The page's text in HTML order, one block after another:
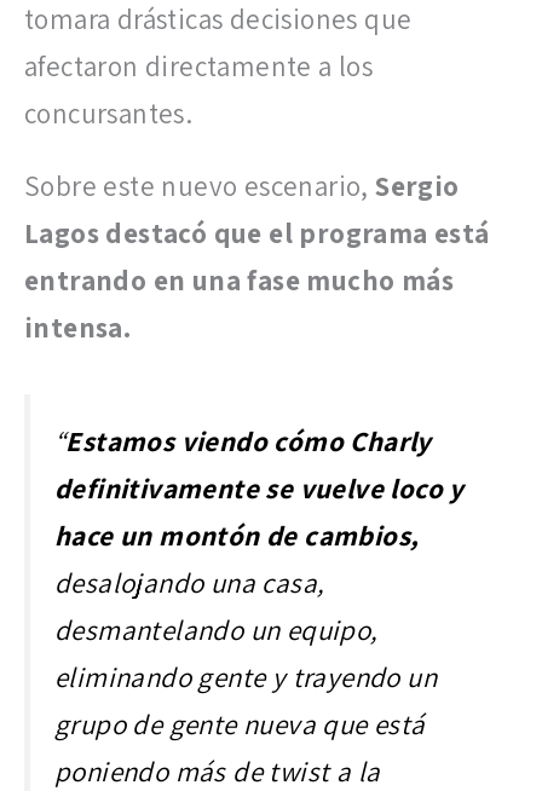
tomara drásticas decisiones que
afectaron directamente a los
concursantes.
Sobre este nuevo escenario, Sergio
Lagos destacó que el programa está
entrando en una fase mucho más
intensa.
“Estamos viendo cómo Charly
definitivamente se vuelve loco y
hace un montón de cambios,
desalojando una casa,
desmantelando un equipo,
eliminando gente y trayendo un
grupo de gente nueva que está
poniendo más de twist a la